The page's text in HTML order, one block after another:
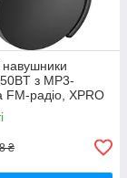
навушники
з MP3-
FM-радіо, XPRO
₴